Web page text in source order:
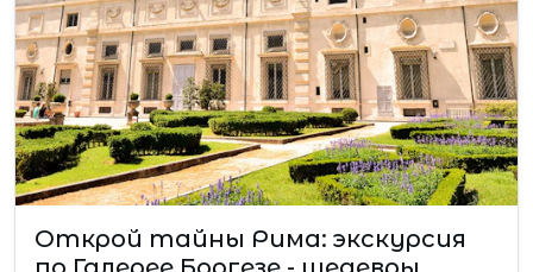
Открой тайны Рима: экскурсия